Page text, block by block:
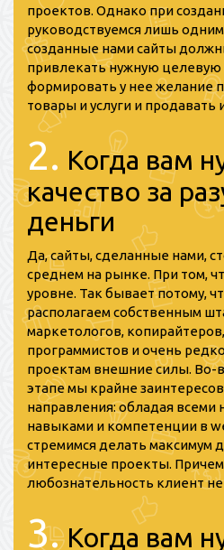
проектов. Однако при
руководствуемся лишь
созданные нами сайты
привлекать нужную
формировать у нее желание
товары и услуги и продавать
2. Когда вам
качество за
деньги
Да, сайты, сделанные нами,
среднем на рынке. При том,
уровне. Так бывает потому,
располагаем собственным
маркетологов,
программистов и очень
проектам внешние силы. Во-
этапе мы крайне
направления: обладая
навыками и компетенции в
стремимся делать максимум
интересные проекты.
любознательность клиент
3.Когда вам